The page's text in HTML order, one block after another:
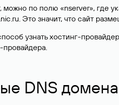
можно по полю «nserver»,
Это значит, что сайт
узнать хостинг-
провайдера.
DNS домена